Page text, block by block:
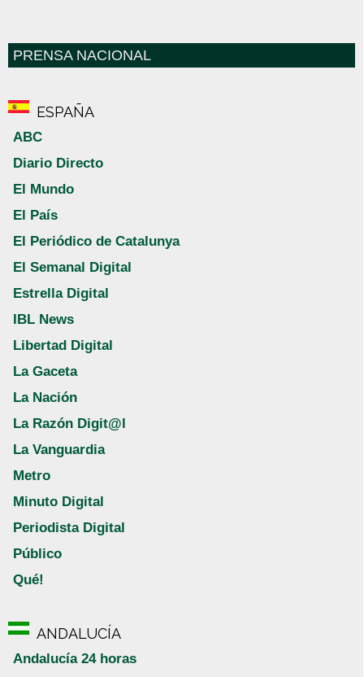
PRENSA NACIONAL
ESPAÑA
ABC
Diario Directo
El Mundo
El País
El Periódico de Catalunya
El Semanal Digital
Estrella Digital
IBL News
Libertad Digital
La Gaceta
La Nación
La Razón Digit@l
La Vanguardia
Metro
Minuto Digital
Periodista Digital
Público
Qué!
ANDALUCÍA
Andalucía 24 horas